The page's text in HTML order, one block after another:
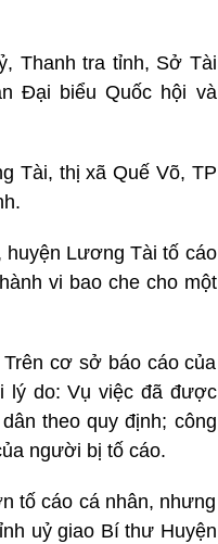
Thanh tra tỉnh, Sở Tài
Đại biểu Quốc hội và
Tài, thị xã Quế Võ, TP
huyện Lương Tài tố cáo
vi bao che cho một
cơ sở báo cáo của
lý do: Vụ việc đã được
theo quy định; công
người bị tố cáo.
tố cáo cá nhân, nhưng
uỷ giao Bí thư Huyện